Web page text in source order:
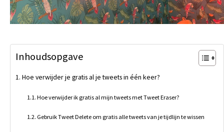
Inhoudsopgave
Hoe verwijder je gratis al je tweets in één keer?
Hoe verwijder ik gratis al mijn tweets met Tweet Eraser?
Gebruik Tweet Delete om gratis alle tweets van je tijdlijn te wissen